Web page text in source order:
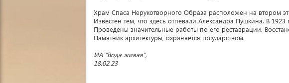
Храм Спаса Нерукотворного Образа расположен на втором
Известен тем, что здесь отпевали Александра Пушкина. В
Проведены значительные работы по его реставрации.
Памятник архитектуры, охраняется государством.
ИА "Вода живая",
18.02.23